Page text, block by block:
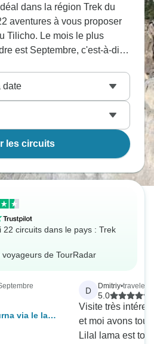
dans la région Trek du
aventures à vous proposer
Tilicho. Le mois le plus
est Septembre, c'est-à-dire
grand nombre de
date
les circuits
22 circuits dans le pays : Trek
de TourRadar
via le lac
D Dmitriy•traveled
5.0
Visite très
et moi avons
Lilal lama est